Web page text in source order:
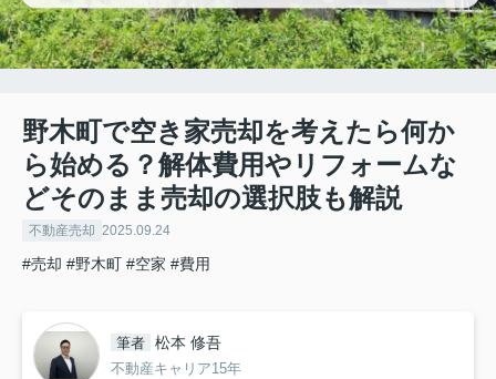
野木町で空き家売却を考えたら何か
ら始める？解体費用やリフォームな
どそのまま売却の選択肢も解説
不動産売却 2025.09.24
#売却 #野木町 #空家 #費用
筆者 松本 修吾
不動産キャリア15年